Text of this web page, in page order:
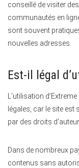
conseillé de visiter
communautés en
sont souvent
nouvelles adresses.
Est-il légal
L’utilisation
légales, car le site
par des droits d’auteur.
Dans de nombreux
contenus sans